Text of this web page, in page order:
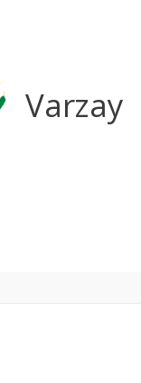
Varzay